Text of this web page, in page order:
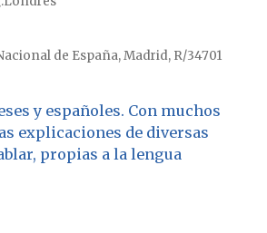
de España, Madrid, R/34701
y españoles. Con muchos
explicaciones de diversas
propias a la lengua